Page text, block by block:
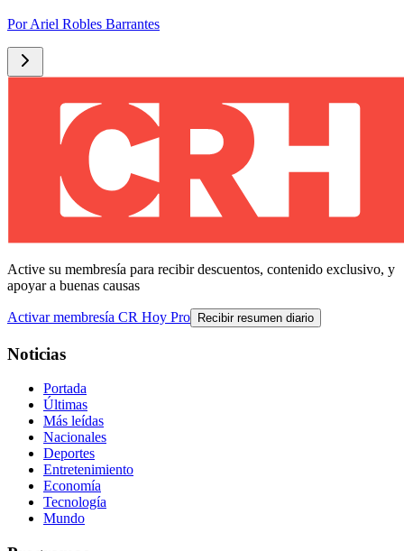
PorAriel Robles Barrantes
Active su membresía para recibir descuentos, contenido exclusivo, y
apoyar a buenas causas
Activar membresía CR Hoy Pro Recibir resumen diario
Noticias
Portada
Últimas
Más leídas
Nacionales
Deportes
Entretenimiento
Economía
Tecnología
Mundo